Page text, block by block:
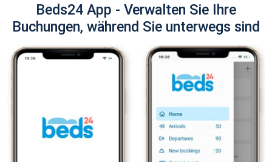
Beds24 App - Verwalten Sie Ihre
Buchungen, während Sie unterwegs sind